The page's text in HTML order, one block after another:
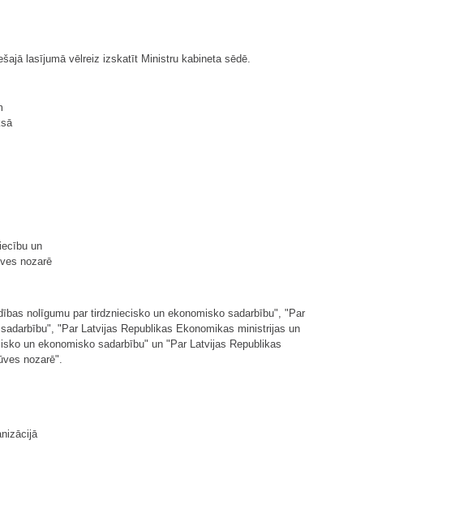
lasījumā vēlreiz izskatīt Ministru kabineta sēdē.
un
nozarē
nolīgumu par tirdzniecisko un ekonomisko sadarbību", "Par
"Par Latvijas Republikas Ekonomikas ministrijas un
un ekonomisko sadarbību" un "Par Latvijas Republikas
nozarē".